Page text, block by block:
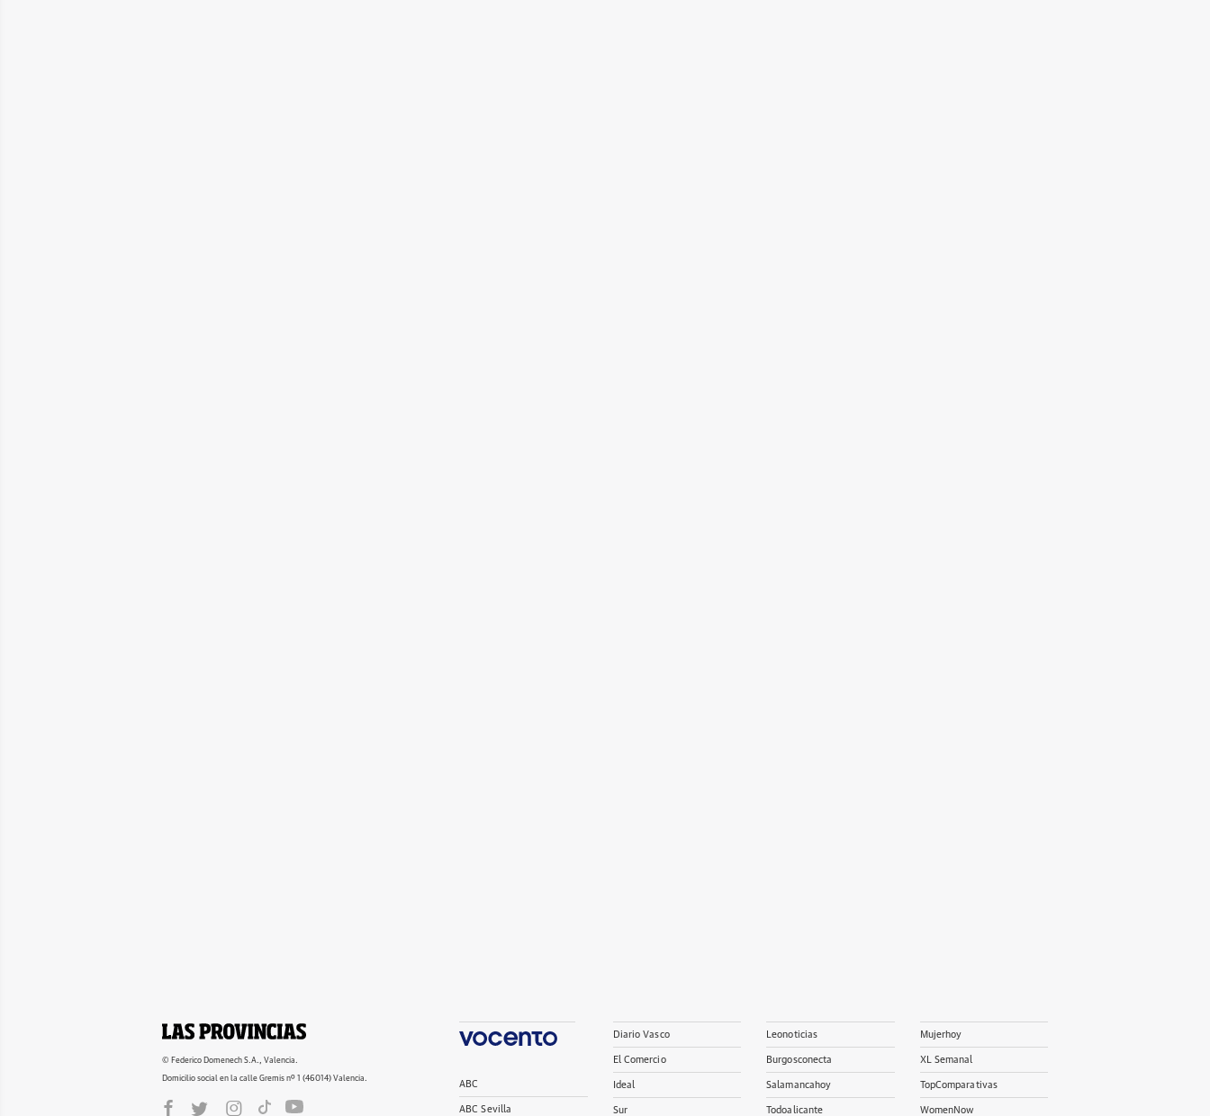
© Federico Domenech S.A., Valencia.
Domicilio social en la calle Gremis nº 1 (46014) Valencia.
ABC
ABC Sevilla
Diario Vasco
El Comercio
Ideal
Sur
Leonoticias
Burgosconecta
Salamancahoy
Todoalicante
Mujerhoy
XL Semanal
TopComparativas
WomenNow